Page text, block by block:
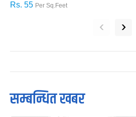
Rs. 55 Per Sq.Feet
‹ ›
सम्बन्धित खबर